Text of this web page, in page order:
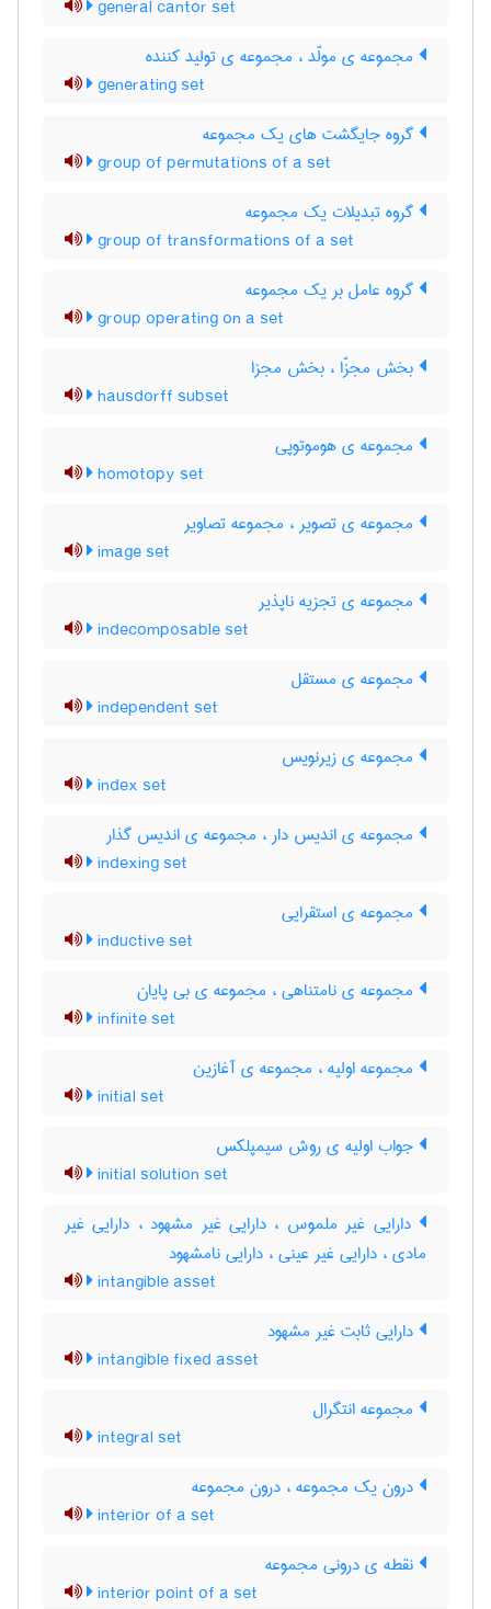
general cantor set
مجموعه ی مولّد ، مجموعه ی تولید کننده
generating set
گروه جایگشت های یک مجموعه
group of permutations of a set
گروه تبدیلات یک مجموعه
group of transformations of a set
گروه عامل بر یک مجموعه
group operating on a set
بخش مجزّا ، بخش مجزا
hausdorff subset
مجموعه ی هوموتوپی
homotopy set
مجموعه ی تصویر ، مجموعه تصاویر
image set
مجموعه ی تجزیه ناپذیر
indecomposable set
مجموعه ی مستقل
independent set
مجموعه ی زیرنویس
index set
مجموعه ی اندیس دار ، مجموعه ی اندیس گذار
indexing set
مجموعه ی استقرایی
inductive set
مجموعه ی نامتناهی ، مجموعه ی بی پایان
infinite set
مجموعه اولیه ، مجموعه ی آغازین
initial set
جواب اولیه ی روش سیمپلکس
initial solution set
دارایی غیر ملموس ، دارایی غیر مشهود ، دارایی غیر
مادی ، دارایی غیر عینی ، دارایی نامشهود
intangible asset
دارایی ثابت غیر مشهود
intangible fixed asset
مجموعه انتگرال
integral set
درون یک مجموعه ، درون مجموعه
interior of a set
نقطه ی درونی مجموعه
interior point of a set